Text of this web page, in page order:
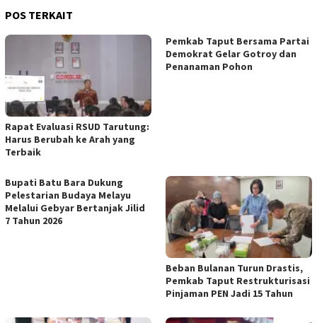
POS TERKAIT
Rapat Evaluasi RSUD Tarutung:
Harus Berubah ke Arah yang
Terbaik
Pemkab Taput Bersama Partai
Demokrat Gelar Gotroy dan
Penanaman Pohon
Bupati Batu Bara Dukung
Pelestarian Budaya Melayu
Melalui Gebyar Bertanjak Jilid
7 Tahun 2026
Beban Bulanan Turun Drastis,
Pemkab Taput Restrukturisasi
Pinjaman PEN Jadi 15 Tahun‎